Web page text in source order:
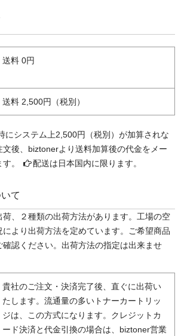
送料 0円
送料 2,500円（税別）
にシステム上2,500円（税別）が加算されな
文後、biztonerより送料加算後の代金をメー
。
配送は日本国内に限ります。
て
荷、２種類の出荷方法があります。工場の空
より出荷方法を定めています。ご希望商品
認ください。出荷方法の指定は出来ませ
貴社のご注文・決済完了後、直ぐに出荷い
たします。流通量の多いトナーカートリッ
ジは、この方式になります。クレジットカ
ード決済と代金引換の場合は、biztoner営業